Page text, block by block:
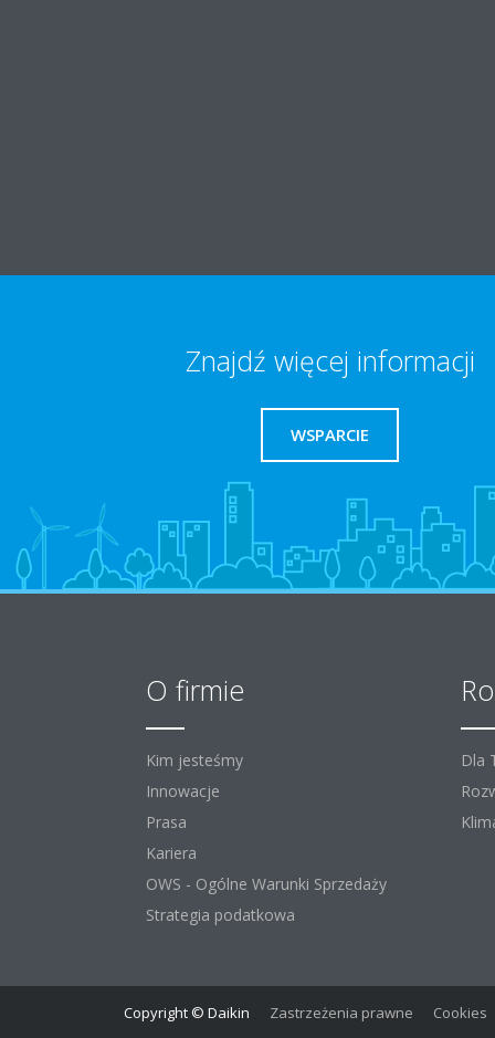
Znajdź więcej informacji
WSPARCIE
O firmie
Kim jesteśmy
Innowacje
Prasa
Kariera
OWS - Ogólne Warunki Sprzedaży
Strategia podatkowa
Dla
Copyright © Daikin Zastrzeżenia prawne Cookies